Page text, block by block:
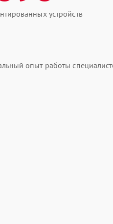
устройств
опыт работы